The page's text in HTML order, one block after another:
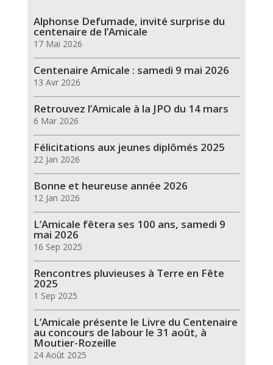
Alphonse Defumade, invité surprise du
centenaire de l’Amicale
17 Mai 2026
Centenaire Amicale : samedi 9 mai 2026
13 Avr 2026
Retrouvez l’Amicale à la JPO du 14 mars
6 Mar 2026
Félicitations aux jeunes diplômés 2025
22 Jan 2026
Bonne et heureuse année 2026
12 Jan 2026
L’Amicale fêtera ses 100 ans, samedi 9
mai 2026
16 Sep 2025
Rencontres pluvieuses à Terre en Fête
2025
1 Sep 2025
L’Amicale présente le Livre du Centenaire
au concours de labour le 31 août, à
Moutier-Rozeille
24 Août 2025